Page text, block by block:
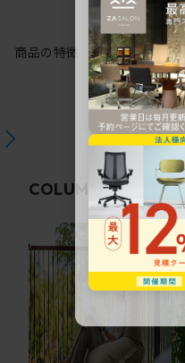
商品の特徴
COLUMN 関連コラム